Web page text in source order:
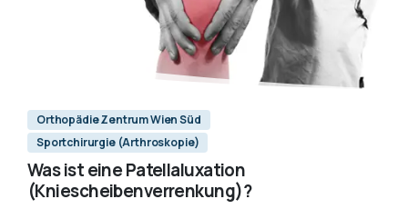
Orthopädie Zentrum Wien Süd
Sportchirurgie (Arthroskopie)
Was ist eine Patellaluxation
(Kniescheibenverrenkung)?